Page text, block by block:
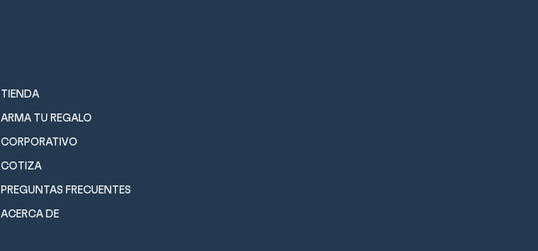
TIENDA
ARMA TU REGALO
CORPORATIVO
COTIZA
PREGUNTAS FRECUENTES
ACERCA DE